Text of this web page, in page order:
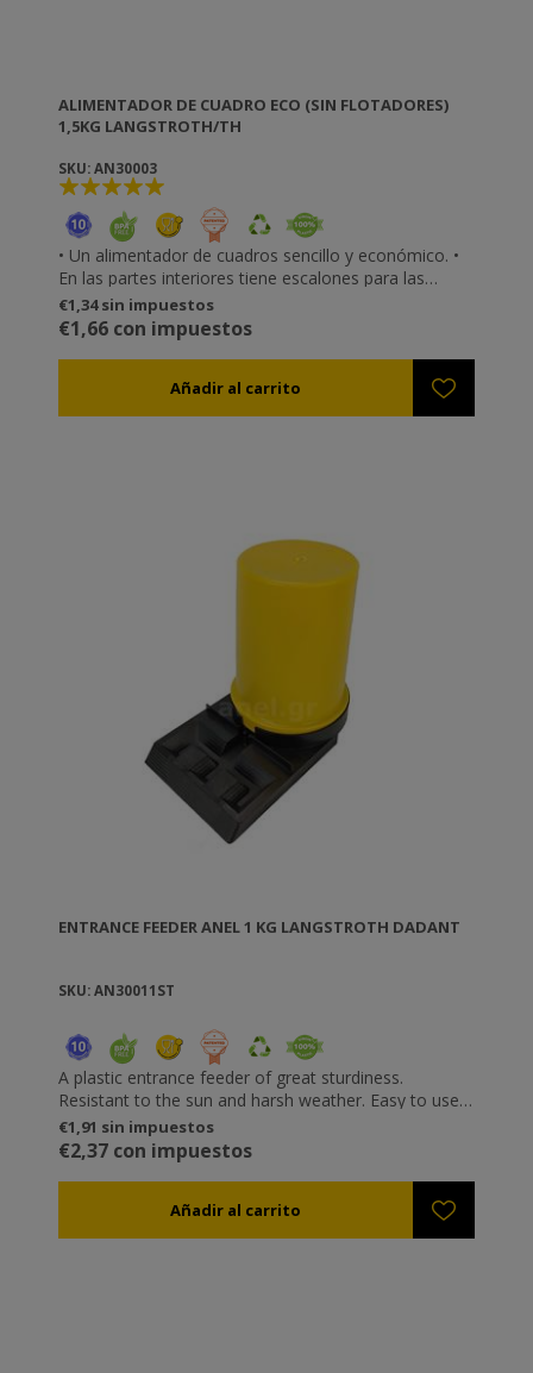
ALIMENTADOR DE CUADRO ECO (SIN FLOTADORES)
1,5KG LANGSTROTH/TH
SKU: AN30003
• Un alimentador de cuadros sencillo y económico. •
En las partes interiores tiene escalones para las
abejas, pero se recomienda utilizar pequeños trozos
de madera a modo de flotadores o una malla para
evitar por completo el ahogamiento de las abejas. •
encuentre en su interior. • Con soportes internos para
que no se deforme durante el llenado. • Hecho de
€1,34 sin impuestos
€1,66 con impuestos
ENTRANCE FEEDER ANEL 1 KG LANGSTROTH DADANT
SKU: AN30011ST
A plastic entrance feeder of great sturdiness.
Resistant to the sun and harsh weather. Easy to use
and apply in the hive without having to open the hive
cover. Manufactured by food-grade plastic. It is
available in two sizes: 1kg and 1,8 kg.
€1,91 sin impuestos
€2,37 con impuestos